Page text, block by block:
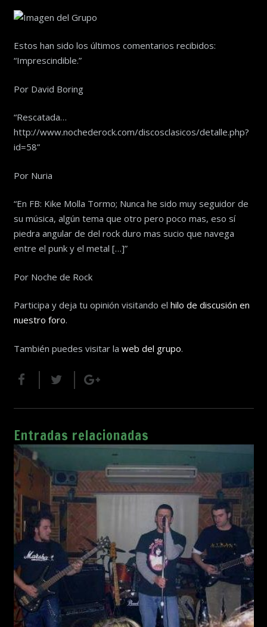
Estos han sido los últimos comentarios recibidos:
“Imprescindible.”
Por David Boring
“Rescatada…
http://www.nochederock.com/discosclasicos/detalle.php?
id=58”
Por Nuria
“En FB: Kike Molla Tormo; Nunca he sido muy seguidor de
su música, algún tema que otro pero poco mas, eso sí
piedra angular de del rock duro mas sucio que navega
entre el punk y el metal […]”
Por Noche de Rock
Participa y deja tu opinión visitando el hilo de discusión en
nuestro foro.
También puedes visitar la web del grupo.
Entradas relacionadas